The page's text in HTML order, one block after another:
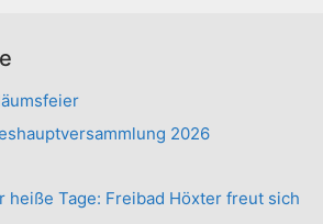
2026
heiße Tage: Freibad Höxter freut sich